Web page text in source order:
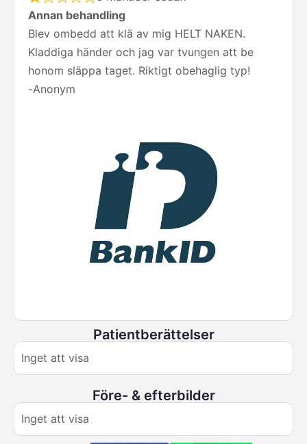
Annan behandling
Blev ombedd att klä av mig HELT NAKEN.
Kladdiga händer och jag var tvungen att be
honom släppa taget. Riktigt obehaglig typ!
-Anonym
Patientberättelser
Inget att visa
Före- & efterbilder
Inget att visa